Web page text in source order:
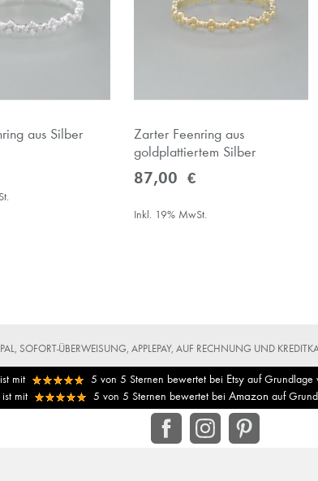
aus Silber
Zarter Feenring aus
goldplattiertem Silber
87,00 €
Inkl. 19% MwSt.
SOFORT-ÜBERWEISUNG, APPLEPAY, AUF RECHNUNG UND
mit 5 von 5 Sternen bewertet bei Etsy auf Grundlage
mit
5 von 5 Sternen bewertet bei Amazon auf